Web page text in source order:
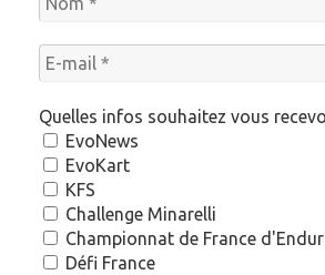
Quelles infos souhaitez vous
EvoNews
EvoKart
KFS
Challenge Minarelli
Championnat de France
Défi France